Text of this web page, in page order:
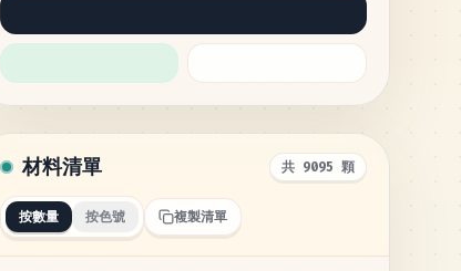
材料清單 共 9095 顆
按數量 按色號 複製清單